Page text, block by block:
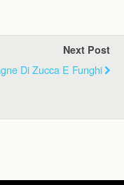
Next Post
Di Zucca E Funghi